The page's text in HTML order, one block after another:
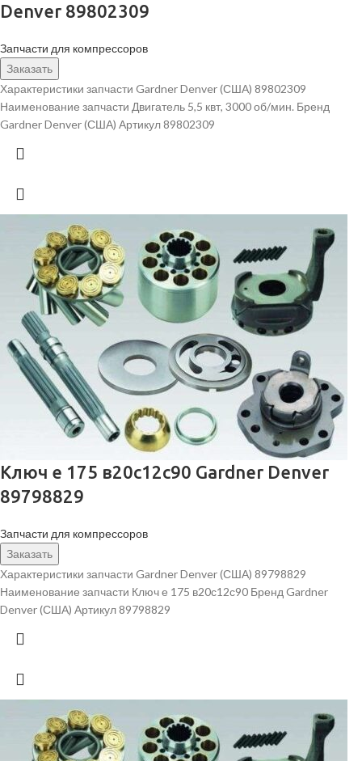
Denver 89802309
Запчасти для компрессоров
Заказать
Характеристики запчасти Gardner Denver (США) 89802309
Наименование запчасти Двигатель 5,5 квт, 3000 об/мин. Бренд
Gardner Denver (США) Артикул 89802309
Ключ е 175 в20с12с90 Gardner Denver
89798829
Запчасти для компрессоров
Заказать
Характеристики запчасти Gardner Denver (США) 89798829
Наименование запчасти Ключ е 175 в20с12с90 Бренд Gardner
Denver (США) Артикул 89798829